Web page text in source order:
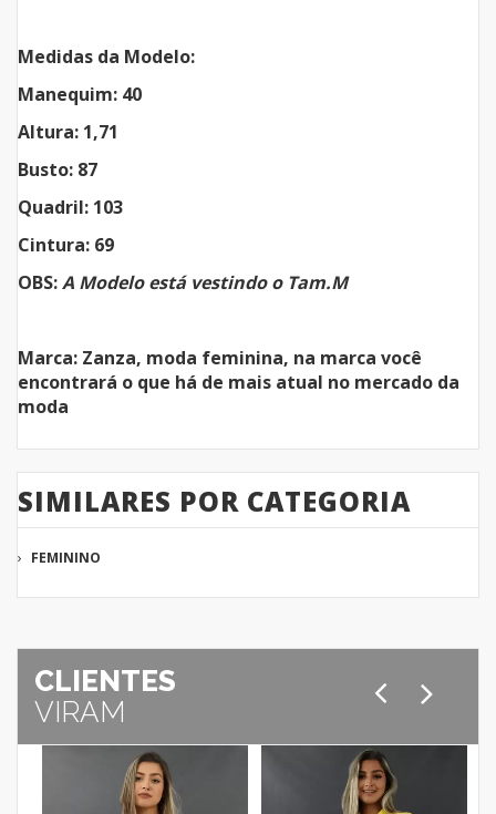
Medidas da Modelo:
Manequim: 40
Altura: 1,71
Busto: 87
Quadril: 103
Cintura: 69
OBS:A Modelo está vestindo o Tam.M
Marca: Zanza, moda feminina, na marca você
encontrará o que há de mais atual no mercado da
moda
SIMILARES POR CATEGORIA
FEMININO
CLIENTES
VIRAM